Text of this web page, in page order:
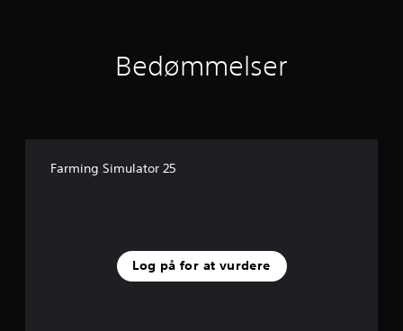
Bedømmelser
Farming Simulator 25
Log på for at vurdere